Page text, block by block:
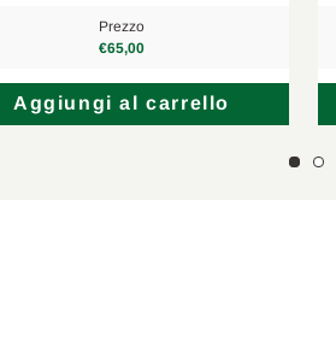
Prezzo
€65,00
Aggiungi al carrello